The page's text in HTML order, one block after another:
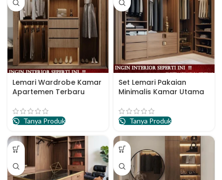
Lemari Wardrobe Kamar
Apartemen Terbaru
Tanya Produk
Set Lemari Pakaian
Minimalis Kamar Utama
Tanya Produk